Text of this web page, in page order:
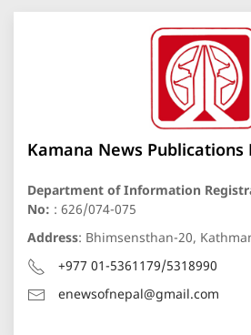
Kamana News Publications
Department of Information
No: : 626/074-075
Address: Bhimsensthan-20,
+977 01-5361179/5318990
enewsofnepal@gmail.com